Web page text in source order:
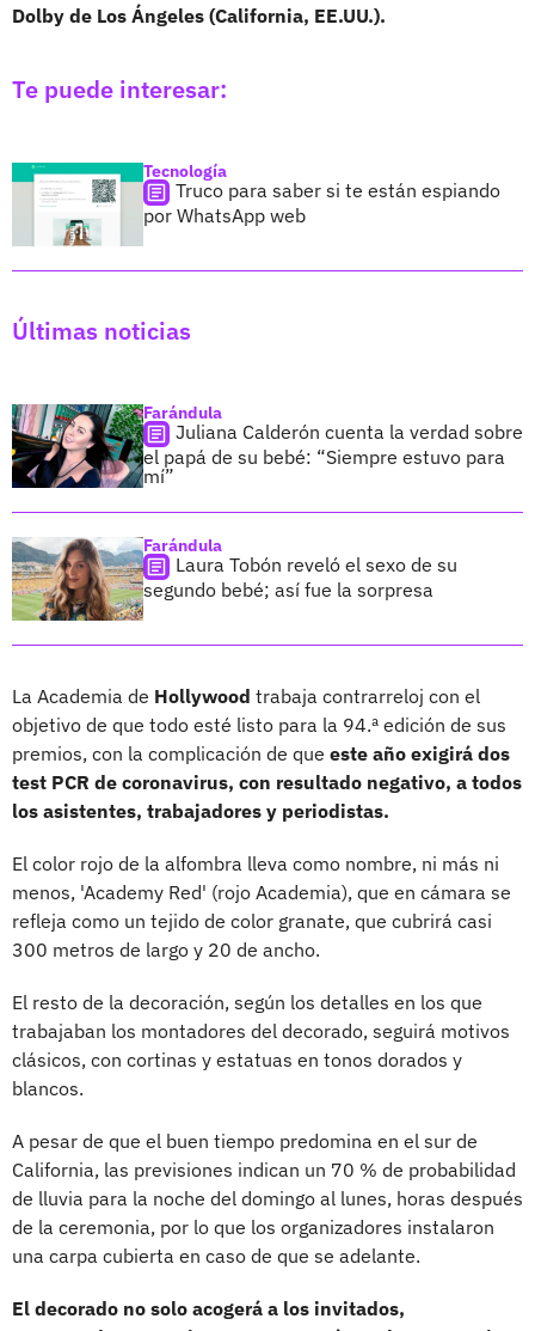
Dolby de Los Ángeles (California, EE.UU.).
Te puede interesar:
Tecnología
Truco para saber si te están espiando
por WhatsApp web
Últimas noticias
Farándula
Juliana Calderón cuenta la verdad sobre
el papá de su bebé: “Siempre estuvo para
mí”
Farándula
Laura Tobón reveló el sexo de su
segundo bebé; así fue la sorpresa
La Academia de Hollywood trabaja contrarreloj con el
objetivo de que todo esté listo para la 94.ª edición de sus
premios, con la complicación de que este año exigirá dos
test PCR de coronavirus, con resultado negativo, a todos
los asistentes, trabajadores y periodistas.
El color rojo de la alfombra lleva como nombre, ni más ni
menos, 'Academy Red' (rojo Academia), que en cámara se
refleja como un tejido de color granate, que cubrirá casi
300 metros de largo y 20 de ancho.
El resto de la decoración, según los detalles en los que
trabajaban los montadores del decorado, seguirá motivos
clásicos, con cortinas y estatuas en tonos dorados y
blancos.
A pesar de que el buen tiempo predomina en el sur de
California, las previsiones indican un 70 % de probabilidad
de lluvia para la noche del domingo al lunes, horas después
de la ceremonia, por lo que los organizadores instalaron
una carpa cubierta en caso de que se adelante.
El decorado no solo acogerá a los invitados,